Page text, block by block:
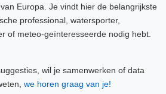
Europa. Je vindt hier de belangrijkste
professional, watersporter,
of meteo-geïnteresseerde nodig hebt.
wil je samenwerken of data
we horen graag van je!